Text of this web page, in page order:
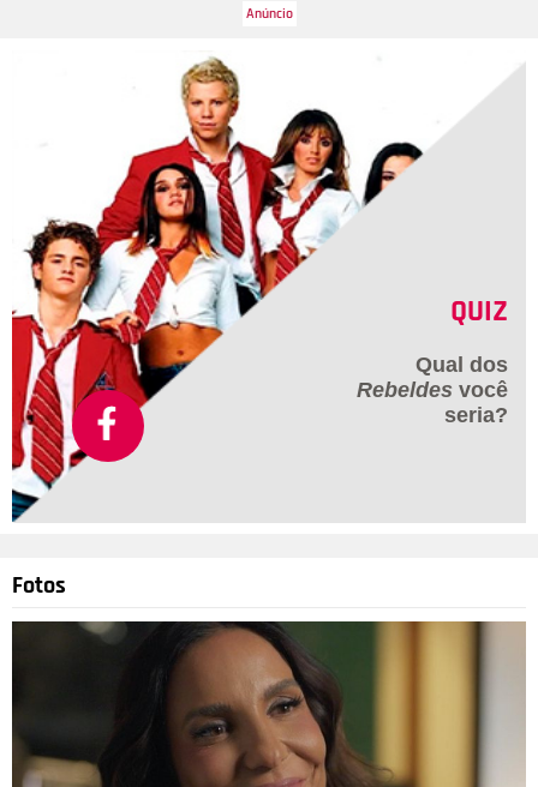
QUIZ
Qual dos
Rebeldes você
seria?
Fotos